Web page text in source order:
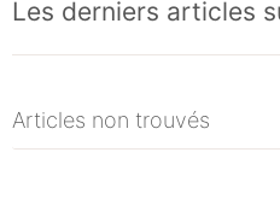
Les derniers articles
Articles non trouvés